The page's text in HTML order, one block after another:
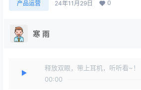
产品运营 24年11月29日 0
寒 雨
释放双眼，带上耳机，听听看~！
00:00